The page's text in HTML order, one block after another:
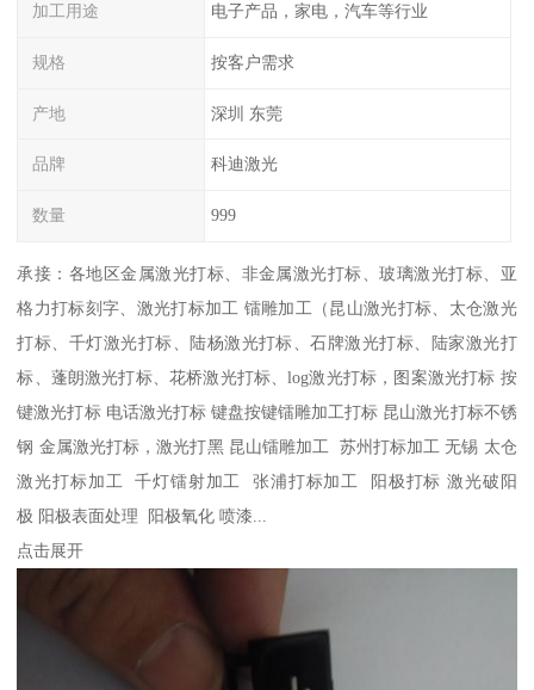
加工用途 电子产品，家电，汽车等行业
规格 按客户需求
产地 深圳 东莞
品牌 科迪激光
数量 999
承接：各地区金属激光打标、非金属激光打标、玻璃激光打标、亚
格力打标刻字、激光打标加工 镭雕加工（昆山激光打标、太仓激光
打标、千灯激光打标、陆杨激光打标、石牌激光打标、陆家激光打
标、蓬朗激光打标、花桥激光打标、log激光打标，图案激光打标 按
键激光打标 电话激光打标 键盘按键镭雕加工打标 昆山激光打标不锈
钢 金属激光打标，激光打黑 昆山镭雕加工 苏州打标加工 无锡 太仓
激光打标加工 千灯镭射加工 张浦打标加工 阳极打标 激光破阳
极 阳极表面处理 阳极氧化 喷漆...
点击展开